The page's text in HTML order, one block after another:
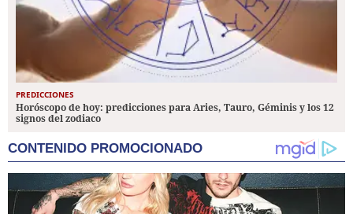
PREDICCIONES
Horóscopo de hoy: predicciones para Aries, Tauro, Géminis y los 12
signos del zodiaco
CONTENIDO PROMOCIONADO